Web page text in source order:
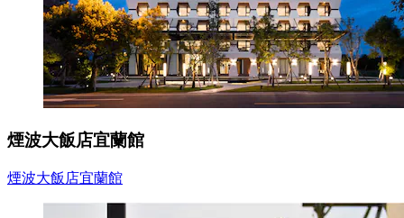
煙波大飯店宜蘭館
煙波大飯店宜蘭館